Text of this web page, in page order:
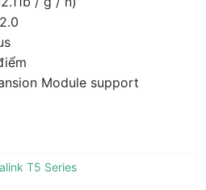
Module support
T5 Series